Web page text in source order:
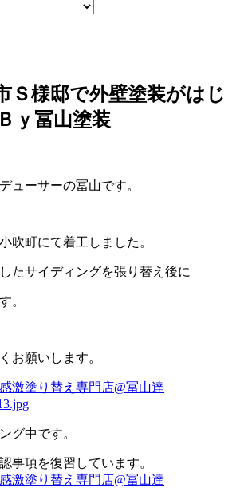
Ｓ様邸で外壁塗装がはじ
ｙ冨山塗装
ューサーの冨山です。
吹町にて着工しました。
たサイディングを張り替え後に
。
お願いします。
グ中です。
事項を復習しています。